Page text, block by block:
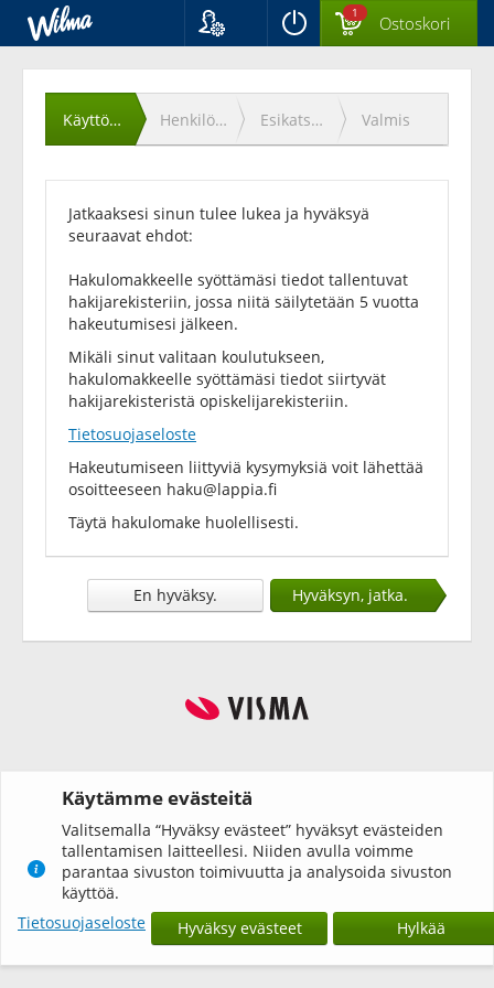
Svenska
English
1 Ostoskori
Käyttöehtojen
hyväksyminen
Käyttöehdot Henkilötiedot Esikatselu Valmis
Jatkaaksesi sinun tulee lukea ja hyväksyä
seuraavat ehdot:
Hakulomakkeelle syöttämäsi tiedot tallentuvat
hakijarekisteriin, jossa niitä säilytetään 5 vuotta
hakeutumisesi jälkeen.
Mikäli sinut valitaan koulutukseen,
hakulomakkeelle syöttämäsi tiedot siirtyvät
hakijarekisteristä opiskelijarekisteriin.
Tietosuojaseloste
Hakeutumiseen liittyviä kysymyksiä voit lähettää
osoitteeseen haku@lappia.fi
Täytä hakulomake huolellisesti.
En hyväksy. Hyväksyn, jatka.
Käytämme evästeitä
Valitsemalla “Hyväksy evästeet” hyväksyt evästeiden
tallentamisen laitteellesi. Niiden avulla voimme
parantaa sivuston toimivuutta ja analysoida sivuston
käyttöä.
Tietosuojaseloste
Hyväksy evästeet Hylkää